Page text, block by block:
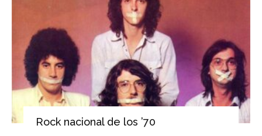
Rock nacional de los ’70